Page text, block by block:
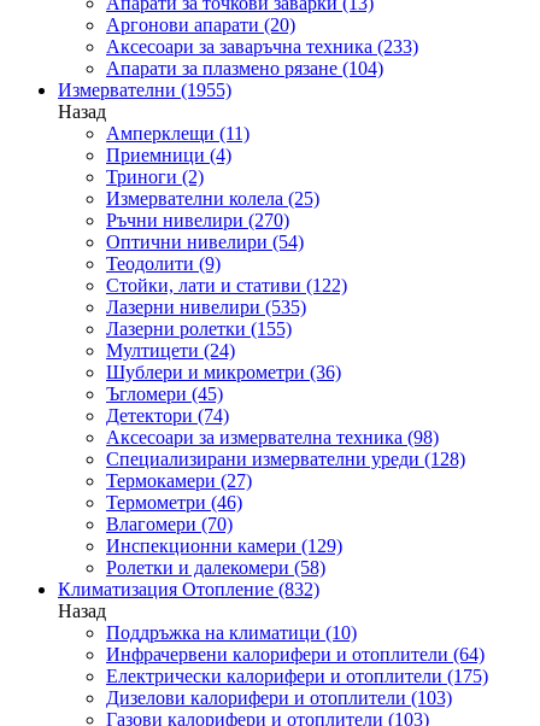
Аргонови апарати (20)
Аксесоари за заваръчна техника (233)
Апарати за плазмено рязане (104)
Измервателни (1955)
Назад
Амперклещи (11)
Приемници (4)
Триноги (2)
Измервателни колела (25)
Ръчни нивелири (270)
Оптични нивелири (54)
Теодолити (9)
Стойки, лати и стативи (122)
Лазерни нивелири (535)
Лазерни ролетки (155)
Мултицети (24)
Шублери и микрометри (36)
Ъгломери (45)
Детектори (74)
Аксесоари за измервателна техника (98)
Специализирани измервателни уреди (128)
Термокамери (27)
Термометри (46)
Влагомери (70)
Инспекционни камери (129)
Ролетки и далекомери (58)
Климатизация Отопление (832)
Назад
Поддръжка на климатици (10)
Инфрачервени калорифери и отоплители (64)
Електрически калорифери и отоплители (175)
Дизелови калорифери и отоплители (103)
Газови калорифери и отоплители (103)